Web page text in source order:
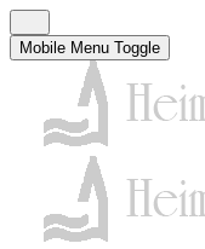
Mobile Menu Toggle